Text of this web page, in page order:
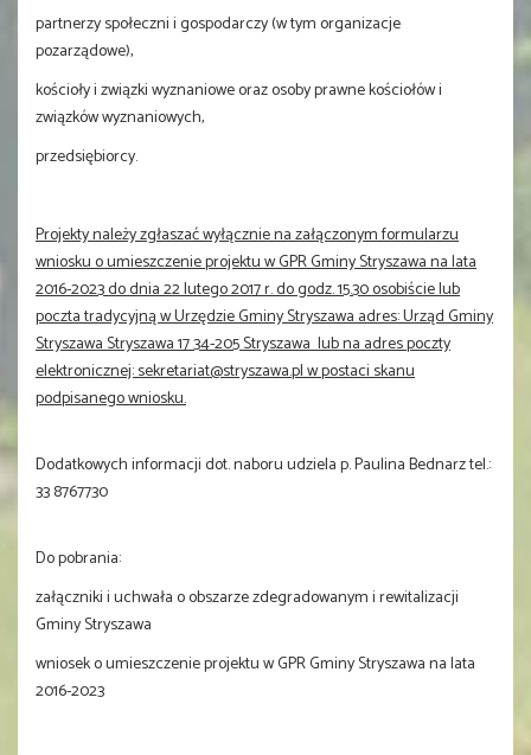
partnerzy społeczni i gospodarczy (w tym organizacje
pozarządowe),
kościoły i związki wyznaniowe oraz osoby prawne kościołów i
związków wyznaniowych,
przedsiębiorcy.
Projekty należy zgłaszać wyłącznie na załączonym formularzu
wniosku o umieszczenie projektu w GPR Gminy Stryszawa na lata
2016-2023 do dnia 22 lutego 2017 r. do godz. 15.30 osobiście lub
poczta tradycyjną w Urzędzie Gminy Stryszawa adres: Urząd Gminy
Stryszawa Stryszawa 17 34-205 Stryszawa lub na adres poczty
elektronicznej: sekretariat@stryszawa.pl w postaci skanu
podpisanego wniosku.
Dodatkowych informacji dot. naboru udziela p. Paulina Bednarz tel.:
33 8767730
Do pobrania:
załączniki i uchwała o obszarze zdegradowanym i rewitalizacji
Gminy Stryszawa
wniosek o umieszczenie projektu w GPR Gminy Stryszawa na lata
2016-2023